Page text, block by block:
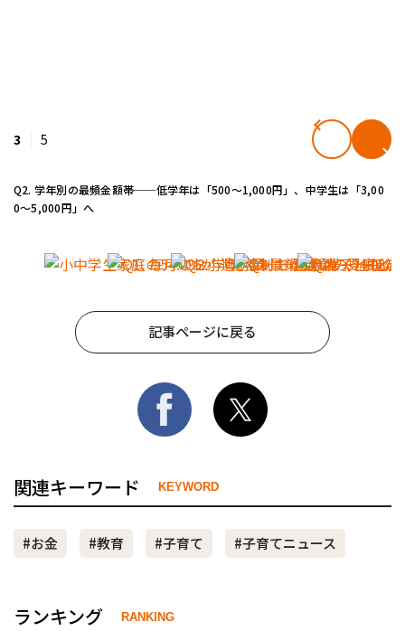
3 5
Q2. 学年別の最頻金額帯──低学年は「500〜1,000円」、中学生は「3,00
0〜5,000円」へ
記事ページに戻る
関連キーワード KEYWORD
#お金 #教育 #子育て #子育てニュース
ランキング RANKING